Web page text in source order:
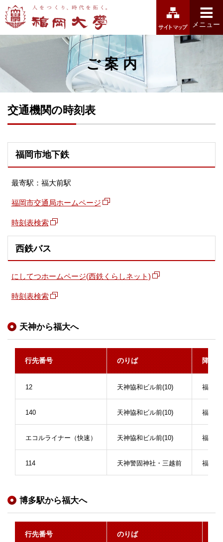
メニュー
ご案内
交通機関の時刻表
福岡市地下鉄
最寄駅：福大前駅
福岡市交通局ホームページ
時刻表検索
西鉄バス
にしてつホームページ(西鉄くらしネット)
時刻表検索
天神から福大へ
行先番号 のりば 降車
12 天神協和ビル前(10) 福大前
140 天神協和ビル前(10) 福大薬
エコルライナー（快速） 天神協和ビル前(10) 福大正
114 天神警固神社・三越前 福大薬
博多駅から福大へ
行先番号 のりば